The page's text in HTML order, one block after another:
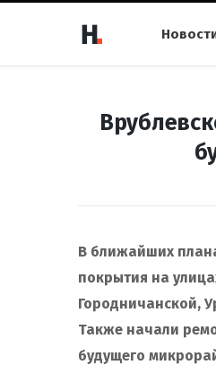
В ближайших
покрытия на
Городничанской,
Также начали
будущего